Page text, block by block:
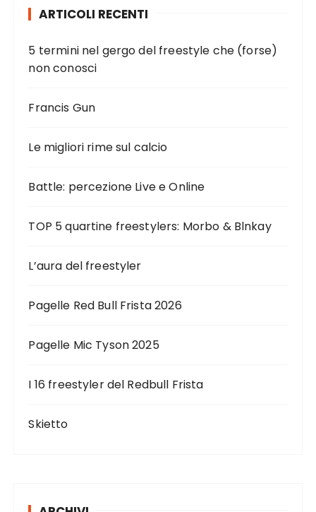
ARTICOLI RECENTI
5 termini nel gergo del freestyle che (forse)
non conosci
Francis Gun
Le migliori rime sul calcio
Battle: percezione Live e Online
TOP 5 quartine freestylers: Morbo & Blnkay
L’aura del freestyler
Pagelle Red Bull Frista 2026
Pagelle Mic Tyson 2025
I 16 freestyler del Redbull Frista
Skietto